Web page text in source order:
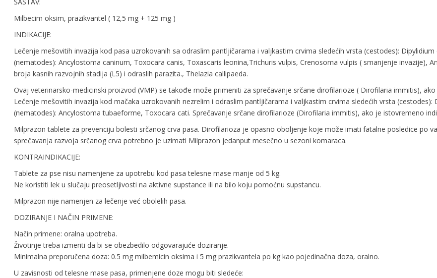
Milbecim oksim, prazikvantel ( 12,5 mg + 125 mg )
INDIKACIJE:
Lečenje mešovitih invazija kod pasa uzrokovanih sa odraslim pantljičarama i valjkastim crvima sledećih vrsta (cestodes):
(nematodes): Ancylostoma caninum, Toxocara canis, Toxascaris leonina,Trichuris vulpis, Crenosoma vulpis ( smanjenje invazije),
broja kasnih razvojnih stadija (L5) i odraslih parazita., Thelazia callipaeda.
Ovaj veterinarsko-medicinski proizvod (VMP) se takođe može primeniti za sprečavanje srčane dirofilarioze ( Dirofilaria immitis),
Lečenje mešovitih invazija kod mačaka uzrokovanih nezrelim i odraslim pantljičarama i valjkastim crvima sledećih vrsta
(nematodes): Ancylostoma tubaeforme, Toxocara cati. Sprečavanje srčane dirofilarioze (Dirofilaria immitis), ako je istovremeno
Milprazon tablete za prevenciju bolesti srčanog crva pasa. Dirofilarioza je opasno oboljenje koje može imati fatalne posledice po
sprečavanja razvoja srčanog crva potrebno je uzimati Milprazon jedanput mesečno u sezoni komaraca.
KONTRAINDIKACIJE:
Tablete za pse nisu namenjene za upotrebu kod pasa telesne mase manje od 5 kg.
Ne koristiti lek u slučaju preosetljivosti na aktivne supstance ili na bilo koju pomoćnu supstancu.
Milprazon nije namenjen za lečenje već obolelih pasa.
DOZIRANJE I NAČIN PRIMENE:
Način primene: oralna upotreba.
Životinje treba izmeriti da bi se obezbedilo odgovarajuće doziranje.
Minimalna preporučena doza: 0.5 mg milbemicin oksima i 5 mg prazikvantela po kg kao pojedinačna doza, oralno.
U zavisnosti od telesne mase pasa, primenjene doze mogu biti sledeće: